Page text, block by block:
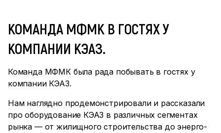
КОМАНДА МФМК В ГОСТЯХ У
КОМПАНИИ КЭАЗ.
Команда МФМК была рада побывать в гостях у
компании КЭАЗ.
Нам наглядно продемонстрировали и рассказали
про оборудование КЭАЗ в различных сегментах
рынка — от жилищного строительства до энерго-